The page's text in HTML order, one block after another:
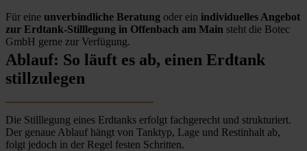
Für eine unverbindliche Beratung oder ein individuelles Angebot
zur Erdtank-Stilllegung in Offenbach am Main steht die Botec
GmbH gerne zur Verfügung.
Ablauf: So läuft es ab, einen Erdtank
stillzulegen
Die Stilllegung eines Erdtanks erfolgt fachgerecht und strukturiert.
Der genaue Ablauf hängt von Tanktyp, Lage und Restinhalt ab,
folgt jedoch in der Regel festen Schritten.